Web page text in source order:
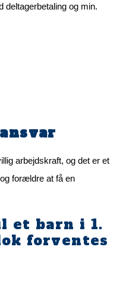
deltagerbetaling og min.
arbejdskraft, og det er et
forældre at få en
et barn i 1.
forventes